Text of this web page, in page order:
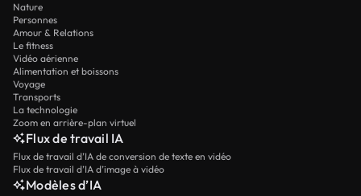
Nature
Personnes
Amour & Relations
Le fitness
Vidéo aérienne
Alimentation et boissons
Voyage
Transports
La technologie
Zoom en arrière-plan virtuel
Flux de travail IA
Flux de travail d’IA de conversion de texte en vidéo
Flux de travail d’IA d’image à vidéo
Modèles d’IA